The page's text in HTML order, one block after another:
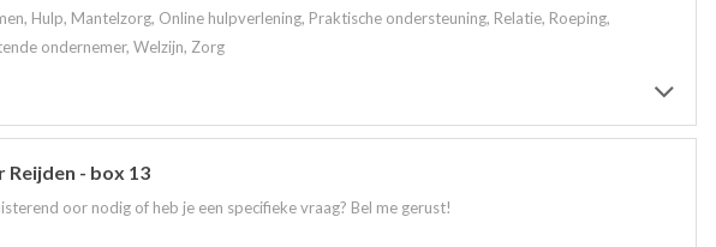
Hulp, Mantelzorg, Online hulpverlening, Praktische ondersteuning, Relatie, Roeping,
ondernemer, Welzijn, Zorg
Reijden - box 13
oor nodig of heb je een specifieke vraag? Bel me gerust!